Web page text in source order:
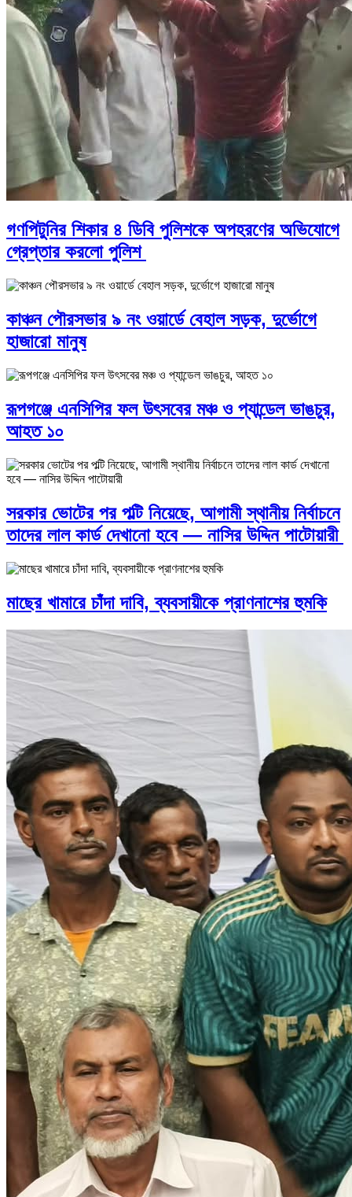
গণপিটুনির শিকার ৪ ডিবি পুলিশকে অপহরণের অভিযোগে
গ্রেপ্তার করলো পুলিশ
কাঞ্চন পৌরসভার ৯ নং ওয়ার্ডে বেহাল সড়ক, দুর্ভোগে
হাজারো মানুষ
রূপগঞ্জে এনসিপির ফল উৎসবের মঞ্চ ও প্যান্ডেল ভাঙচুর,
আহত ১০
সরকার ভোটের পর পল্টি নিয়েছে, আগামী স্থানীয় নির্বাচনে
তাদের লাল কার্ড দেখানো হবে — নাসির উদ্দিন পাটোয়ারী
মাছের খামারে চাঁদা দাবি, ব্যবসায়ীকে প্রাণনাশের হুমকি